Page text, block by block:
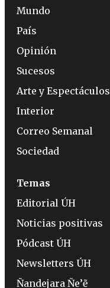
Mundo
País
Opinión
Sucesos
Arte y Espectáculos
Interior
Correo Semanal
Sociedad
Temas
Editorial ÚH
Noticias positivas
Pódcast ÚH
Newsletters ÚH
Ñandejara Ñe’ẽ